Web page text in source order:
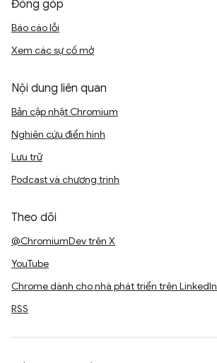
Đóng góp
Báo cáo lỗi
Xem các sự cố mở
Nội dung liên quan
Bản cập nhật Chromium
Nghiên cứu điển hình
Lưu trữ
Podcast và chương trình
Theo dõi
@ChromiumDev trên X
YouTube
Chrome dành cho nhà phát triển trên LinkedIn
RSS